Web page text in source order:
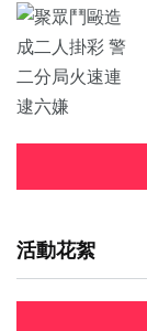
活動花絮